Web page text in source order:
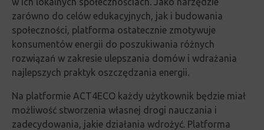
zarówno do celów edukacyjnych, jak i budowania
społeczności, platforma ostatecznie zmotywuje
konsumentów energii do poszukiwania różnych
rozwiązań w zakresie ulepszania domów i wdrażania
najlepszych praktyk oszczędzania energii.
Na platformie ACT4ECO każdy użytkownik będzie miał
możliwość stworzenia własnej drogi nauczania i
zadecydowania, jakie działania wdrożyć. Platforma